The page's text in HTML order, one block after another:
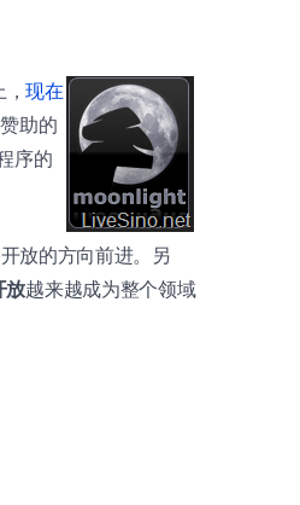
，现在
助的
序的
放的方向前进。另
放越来越成为整个领域